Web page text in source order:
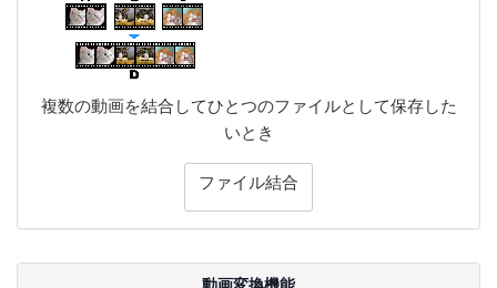
複数の動画を結合してひとつのファイルとして保存した
いとき
ファイル結合